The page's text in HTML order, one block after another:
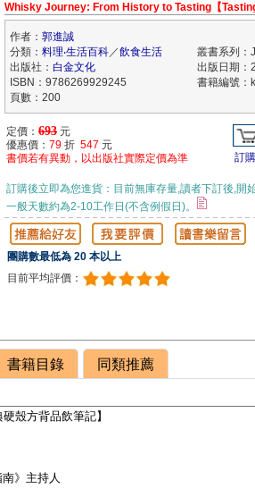
Whisky Journey: From History to Tasting【
作者： 郭進誠
分類： 料理‧生活百科／飲食生活
叢書系列：
出版社： 白金文化
出版日期：
ISBN：9786269929245
書籍編號：
頁數：200
定價： 693 元
優惠價： 79 折 547 元
書價若有異動，以出版社實際定價為準
訂
訂購後立即為您進貨：目前無庫存量,讀者下訂後,開
一般天數約為2-10工作日(不含例假日)。
團購數最低為 20 本以上
目前平均評價：
書籍目錄 同類推薦